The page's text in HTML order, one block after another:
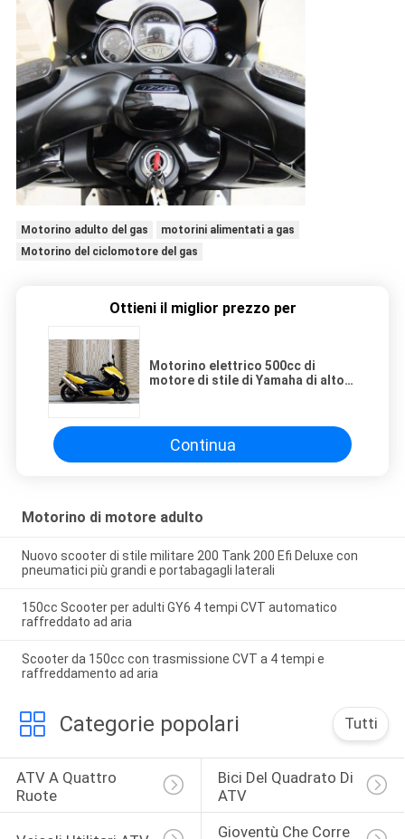
Motorino adulto del gas
motorini alimentati a gas
Motorino del ciclomotore del gas
Ottieni il miglior prezzo per
Motorino elettrico 500cc di
motore di stile di Yamaha di alto
Continua
Motorino di motore adulto
Nuovo scooter di stile militare 200 Tank 200 Efi Deluxe con
pneumatici più grandi e portabagagli laterali
150cc Scooter per adulti GY6 4 tempi CVT automatico
raffreddato ad aria
Scooter da 150cc con trasmissione CVT a 4 tempi e
raffreddamento ad aria
Categorie popolari Tutti
ATV A Quattro
Ruote
Bici Del Quadrato Di
ATV
Gioventù Che Corre